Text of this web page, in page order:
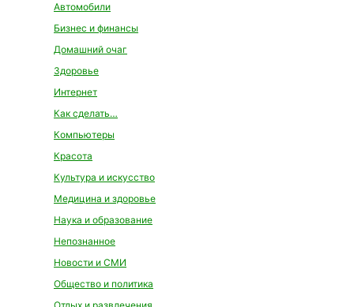
Автомобили
Бизнес и финансы
Домашний очаг
Здоровье
Интернет
Как сделать…
Компьютеры
Красота
Культура и искусство
Медицина и здоровье
Наука и образование
Непознанное
Новости и СМИ
Общество и политика